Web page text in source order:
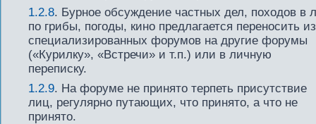
1.2.8. Бурное обсуждение частных дел, походов в
по грибы, погоды, кино предлагается переносить из
специализированных форумов на другие форумы
(«Курилку», «Встречи» и т.п.) или в личную
переписку.
1.2.9. На форуме не принято терпеть присутствие
лиц, регулярно путающих, что принято, а что не
принято.